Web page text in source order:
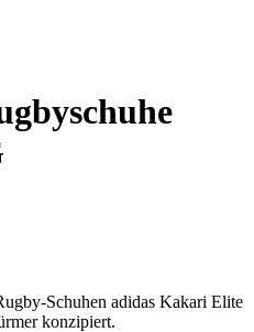
Schuhen adidas Kakari Elite
konzipiert.